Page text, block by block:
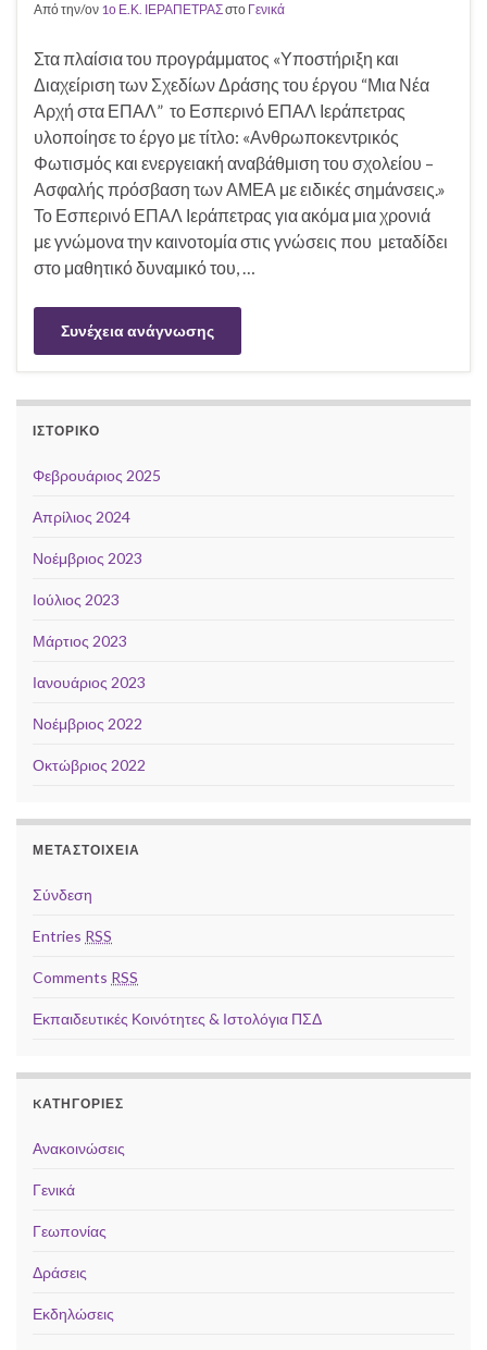
Από την/ον 1ο Ε.Κ. ΙΕΡΑΠΕΤΡΑΣστο Γενικά
Στα πλαίσια του προγράμματος «Υποστήριξη και
Διαχείριση των Σχεδίων Δράσης του έργου “Μια Νέα
Αρχή στα ΕΠΑΛ” το Εσπερινό ΕΠΑΛ Ιεράπετρας
υλοποίησε το έργο με τίτλο: «Ανθρωποκεντρικός
Φωτισμός και ενεργειακή αναβάθμιση του σχολείου –
Ασφαλής πρόσβαση των ΑΜΕΑ με ειδικές σημάνσεις.»
Το Εσπερινό ΕΠΑΛ Ιεράπετρας για ακόμα μια χρονιά
με γνώμονα την καινοτομία στις γνώσεις που μεταδίδει
στο μαθητικό δυναμικό του, …
Συνέχεια ανάγνωσης
ΙΣΤΟΡΙΚΌ
Φεβρουάριος 2025
Απρίλιος 2024
Νοέμβριος 2023
Ιούλιος 2023
Μάρτιος 2023
Ιανουάριος 2023
Νοέμβριος 2022
Οκτώβριος 2022
ΜΕΤΑΣΤΟΙΧΕΊΑ
Σύνδεση
Entries RSS
Comments RSS
Εκπαιδευτικές Κοινότητες & Ιστολόγια ΠΣΔ
KΑΤΗΓΟΡΊΕΣ
Ανακοινώσεις
Γενικά
Γεωπονίας
Δράσεις
Εκδηλώσεις